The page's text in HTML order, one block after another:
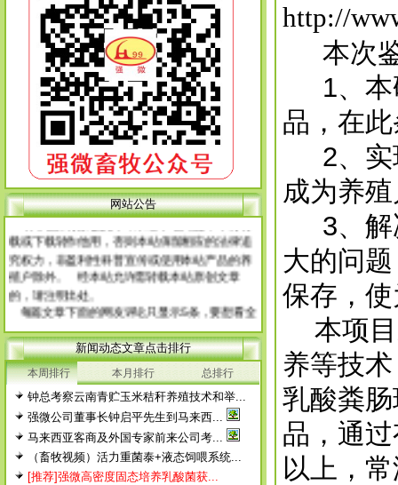
网站公告
网 站 申 明
本网站所有原创文章，未经本站同意，不得转
载或下载转作他用，否则本站保留相应的法律追
究权力，非盈利性科普宣传或使用本站产品的养
殖户除外。 经本站允许需转载本站原创文章
的，请注明出处。
每篇文章下面的网友评论只显示5条，要想看全
部评论，请点击网友评论框右上角的“更多”
徨耧豚蝽-桎梓羼觇?觐眈箅圉梃
徨耧豚蝽-桎梓羼觇?觐眈箅圉梃
新闻动态文章点击排行
本周排行 本月排行 总排行
钟总考察云南青贮玉米秸秆养殖技术和举...
强微公司董事长钟启平先生到马来西...
马来西亚客商及外国专家前来公司考...
（畜牧视频）活力重菌泰+液态饲喂系统...
[推荐]强微高密度固态培养乳酸菌获...
http://
本次鉴
1、本
品，在
2、实
成为养
3、解
大的问
保存，
本项目
养等技
乳酸粪
品，通
以上，